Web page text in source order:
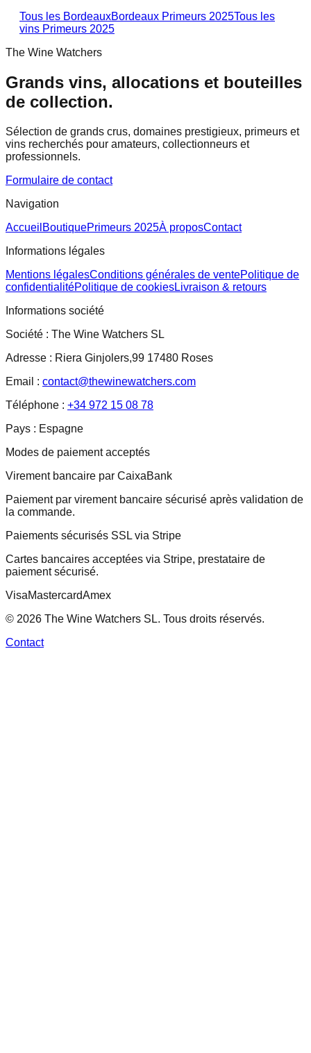
Tous les BordeauxBordeaux Primeurs 2025Tous les
vins Primeurs 2025
The Wine Watchers
Grands vins, allocations et bouteilles
de collection.
Sélection de grands crus, domaines prestigieux, primeurs et
vins recherchés pour amateurs, collectionneurs et
professionnels.
Formulaire de contact
Navigation
Accueil BoutiquePrimeurs 2025À proposContact
Informations légales
Mentions légalesConditions générales de ventePolitique de
confidentialitéPolitique de cookiesLivraison & retours
Informations société
Société : The Wine Watchers SL
Adresse : Riera Ginjolers,99 17480 Roses
Email : contact@thewinewatchers.com
Téléphone : +34 972 15 08 78
Pays : Espagne
Modes de paiement acceptés
Virement bancaire par CaixaBank
Paiement par virement bancaire sécurisé après validation de
la commande.
Paiements sécurisés SSL via Stripe
Cartes bancaires acceptées via Stripe, prestataire de
paiement sécurisé.
VisaMastercardAmex
© 2026 The Wine Watchers SL. Tous droits réservés.
Contact